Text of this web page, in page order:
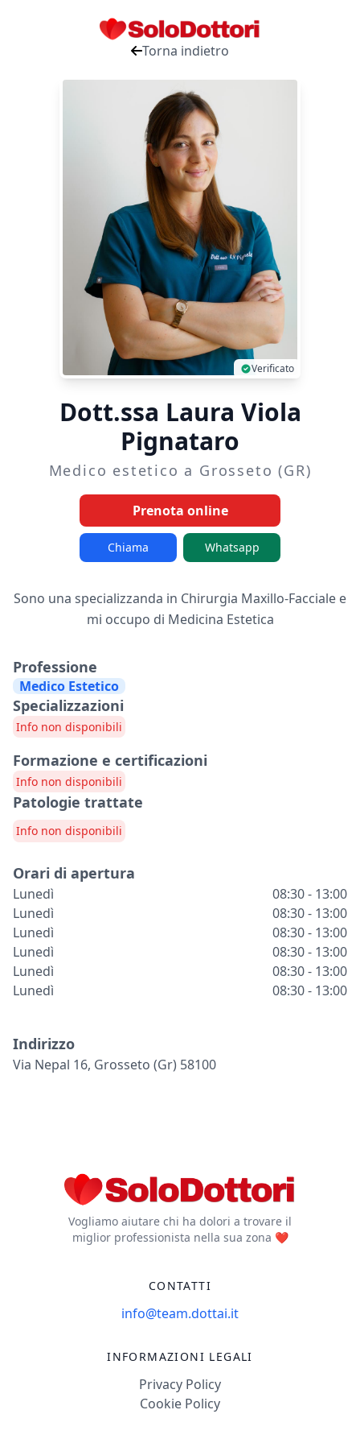
Torna indietro
Verificato
Dott.ssa Laura Viola
Pignataro
Medico estetico a Grosseto (GR)
Prenota online
Chiama Whatsapp
Sono una specializzanda in Chirurgia Maxillo-Facciale e
mi occupo di Medicina Estetica
Professione
Medico Estetico
Specializzazioni
Info non disponibili
Formazione e certificazioni
Info non disponibili
Patologie trattate
Info non disponibili
Orari di apertura
Lunedì
08:30 - 13:00
Lunedì
08:30 - 13:00
Lunedì
08:30 - 13:00
Lunedì
08:30 - 13:00
Lunedì
08:30 - 13:00
Lunedì
08:30 - 13:00
Indirizzo
Via Nepal 16, Grosseto (gr) 58100
Vogliamo aiutare chi ha dolori a trovare il
miglior professionista nella sua zona ❤️
CONTATTI
info@team.dottai.it
INFORMAZIONI LEGALI
Privacy Policy
Cookie Policy